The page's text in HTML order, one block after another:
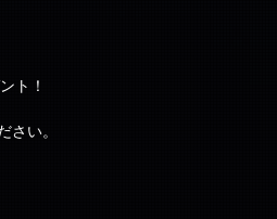
ト！
さい。